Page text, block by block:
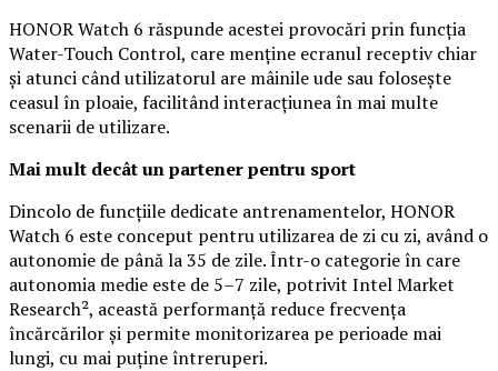
HONOR Watch 6 răspunde acestei provocări prin funcția
Water-Touch Control, care menține ecranul receptiv chiar
și atunci când utilizatorul are mâinile ude sau folosește
ceasul în ploaie, facilitând interacțiunea în mai multe
scenarii de utilizare.
Mai mult decât un partener pentru sport
Dincolo de funcțiile dedicate antrenamentelor, HONOR
Watch 6 este conceput pentru utilizarea de zi cu zi, având o
autonomie de până la 35 de zile. Într-o categorie în care
autonomia medie este de 5–7 zile, potrivit Intel Market
Research², această performanță reduce frecvența
încărcărilor și permite monitorizarea pe perioade mai
lungi, cu mai puține întreruperi.